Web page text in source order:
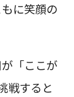
に笑顔の
「ここが
戦すると